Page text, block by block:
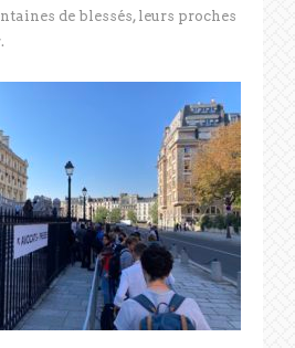
de blessés, leurs proches